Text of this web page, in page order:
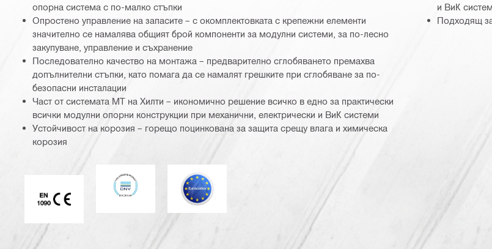
опорна система с по-малко стъпки
Опростено управление на запасите – с окомплектовката с крепежни елементи
значително се намалява общият брой компоненти за модулни системи, за по-лесно
закупуване, управление и съхранение
Последователно качество на монтажа – предварително сглобяването премахва
допълнителни стъпки, като помага да се намалят грешките при сглобяване за по-
безопасни инсталации
Част от системата MT на Хилти – икономично решение всичко в едно за практически
всички модулни опорни конструкции при механични, електрически и ВиК системи
Устойчивост на корозия – горещо поцинкована за защита срещу влага и химическа
корозия
Маркировка CE EN 1090
DNV Еврокод
и ВиК
Подходящ